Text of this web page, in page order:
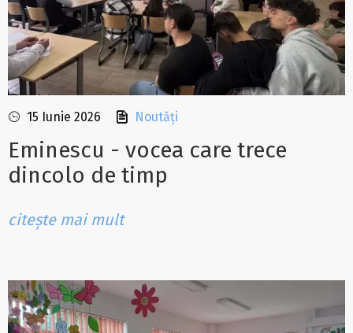
15 Iunie 2026 Noutăți
Eminescu - vocea care trece
dincolo de timp
citește mai mult